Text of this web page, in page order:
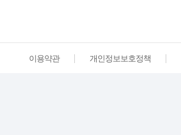
이용약관 개인정보보호정책